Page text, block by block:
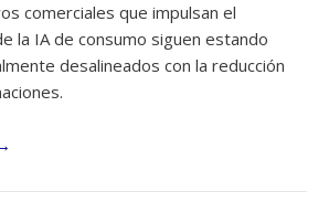
comerciales que impulsan el
la IA de consumo siguen estando
desalineados con la reducción